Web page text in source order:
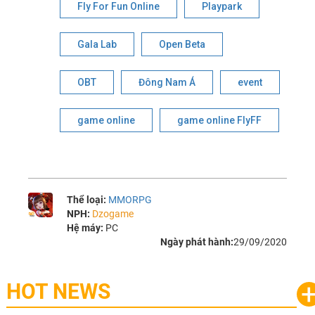
Fly For Fun Online Playpark
Gala Lab Open Beta
OBT Đông Nam Á event
game online game online FlyFF
Thể loại: MMORPG
NPH: Dzogame
Hệ máy: PC
Ngày phát hành:29/09/2020
HOT NEWS